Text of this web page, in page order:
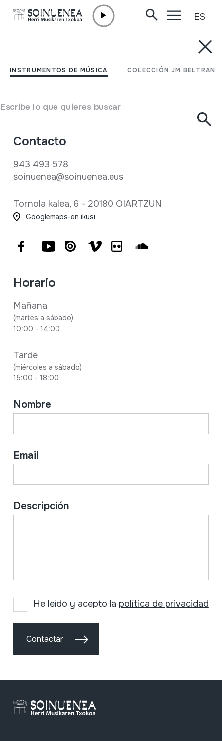
INSTRUMENTOS DE MÚSICA COLECCIÓN JM BELTRAN
Escribe lo que quieres buscar
ES
Rellena el formulario de
respuesta en breve
Contacto
943 493 578
soinuenea@soinuenea.eus
Tornola kalea, 6 - 20180 OIARTZUN
Googlemaps-en ikusi
FacebookYoutubeIssuuVimeo FlickrSoundCloud
Horario
Mañana
(martes a sábado)
10:00 - 14:00
Tarde
(miércoles a sábado)
15:00 - 18:00
Nombre
Email
Descripción
He leído y acepto la política de privacidad
Contactar